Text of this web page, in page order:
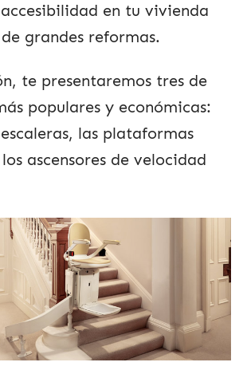
en tu vivienda
grandes reformas.
te presentaremos tres de
populares y económicas:
las plataformas
ascensores de velocidad